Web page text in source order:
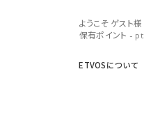
ETVOSについて
ようこそ ゲスト様
保有ポイント - pt